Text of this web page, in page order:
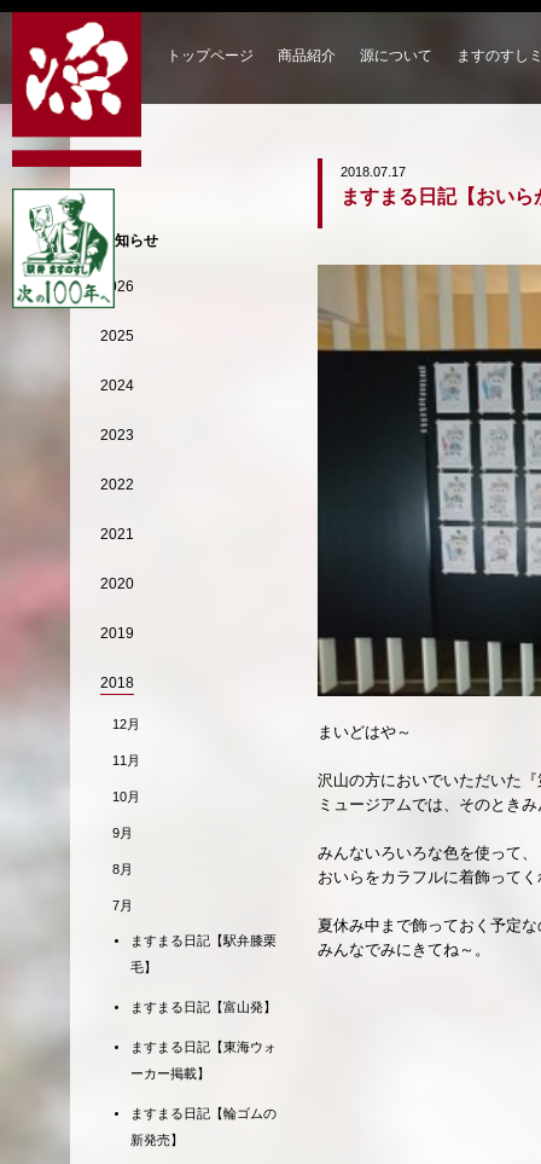
トップページ 商品紹介 源について ますのすし
2018.07.17
ますまる日記【おい
まいどはや～
沢山の方においでいただいた
ミュージアムでは、そのとき
みんないろいろな色を使って、
おいらをカラフルに着飾って
夏休み中まで飾っておく予定な
みんなでみにきてね～。
お知らせ
2026
2025
2024
2023
2022
2021
2020
2019
2018
12月
11月
10月
9月
8月
7月
ますまる日記【駅弁膝栗
毛】
ますまる日記【富山発】
ますまる日記【東海ウォ
ーカー掲載】
ますまる日記【輪ゴムの
新発売】